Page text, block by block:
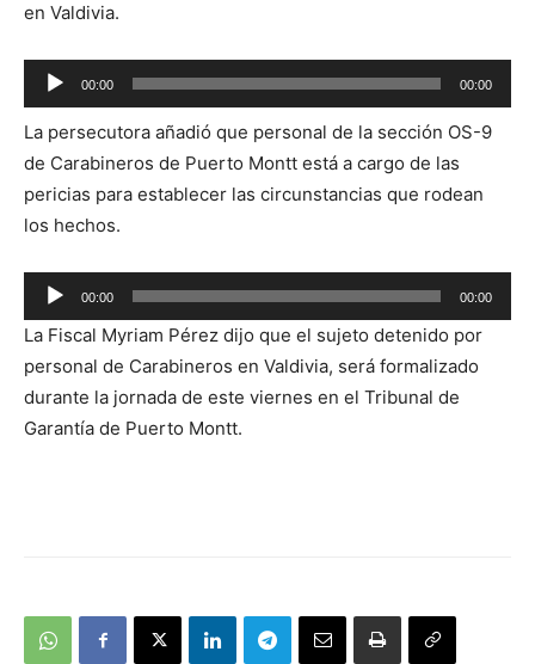
en Valdivia.
Reproductor
de
audio
00:00 00:00
La persecutora añadió que personal de la sección OS-9
de Carabineros de Puerto Montt está a cargo de las
pericias para establecer las circunstancias que rodean
los hechos.
Reproductor
de
audio
00:00 00:00
La Fiscal Myriam Pérez dijo que el sujeto detenido por
personal de Carabineros en Valdivia, será formalizado
durante la jornada de este viernes en el Tribunal de
Garantía de Puerto Montt.